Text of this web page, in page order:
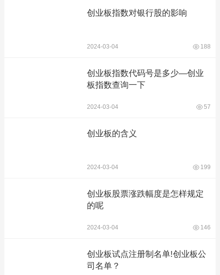
创业板指数对银行股的影响
2024-03-04 188
创业板指数代码号是多少—创业
板指数查询一下
2024-03-04 57
创业板的含义
2024-03-04 199
创业板股票涨跌幅度是怎样规定
的呢
2024-03-04 146
创业板试点注册制名单!创业板公
司名单？